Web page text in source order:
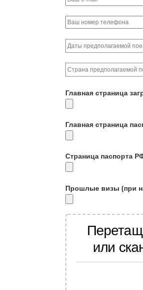
Главная страница
Главная страница
Страница паспорта
Прошлые визы (при
или